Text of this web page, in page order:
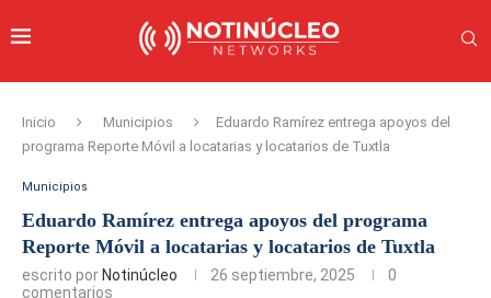
Inicio Municipios
Eduardo Ramírez entrega apoyos del
programa Reporte Móvil a locatarias y locatarios de Tuxtla
Municipios
Eduardo Ramírez entrega apoyos del programa
Reporte Móvil a locatarias y locatarios de Tuxtla
escrito por Notinúcleo 26 septiembre, 2025
0
comentarios